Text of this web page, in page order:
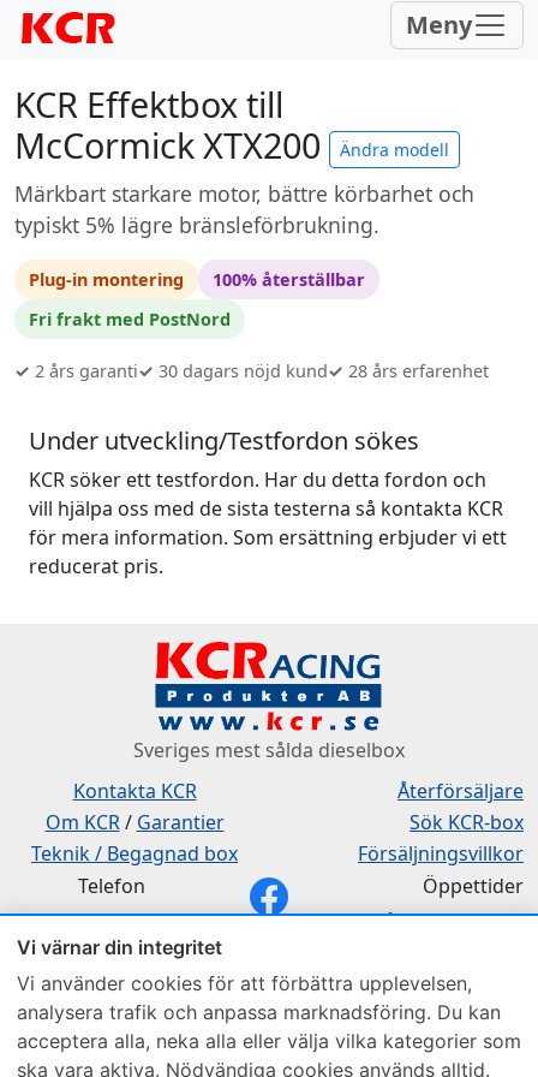
Vi värnar din integritet
Vi använder cookies för att förbättra upplevelsen,
analysera trafik och anpassa marknadsföring. Du kan
acceptera alla, neka alla eller välja vilka kategorier som
ska vara aktiva. Nödvändiga cookies används alltid.
Meny
KCR Effektbox till
McCormick XTX200
Ändra modell
Märkbart starkare motor, bättre körbarhet och
typiskt 5% lägre bränsleförbrukning.
Plug-in montering
100% återställbar
Fri frakt med PostNord
✓ 2 års garanti✓ 30 dagars nöjd kund✓ 28 års erfarenhet
Under utveckling/Testfordon sökes
KCR söker ett testfordon. Har du detta fordon och
vill hjälpa oss med de sista testerna så kontakta KCR
för mera information. Som ersättning erbjuder vi ett
reducerat pris.
Sveriges mest sålda dieselbox
Kontakta KCR
Om KCR/ Garantier
Teknik / Begagnad box
Återförsäljare
Sök KCR-box
Försäljningsvillkor
Telefon
0515-801 50
Öppettider
Mån-Tor 8:00-16:30